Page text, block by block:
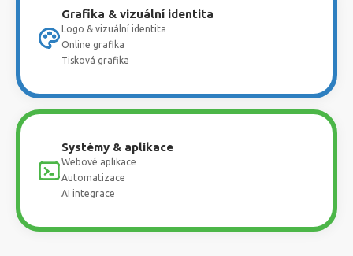
Grafika & vizuální identita
Logo & vizuální identita
Online grafika
Tisková grafika
Systémy & aplikace
Webové aplikace
Automatizace
AI integrace